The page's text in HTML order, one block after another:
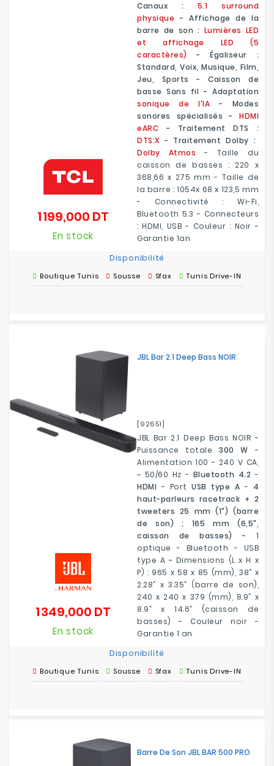
Canaux : 5.1 surround
physique - Affichage de la
barre de son : Lumières LED
et affichage LED (5
caractères) - Égaliseur :
Standard, Voix, Musique, Film,
Jeu, Sports - Caisson de
basse Sans fil - Adaptation
sonique de l'IA - Modes
sonores spécialisés -
HDMI
eARC - Traitement DTS :
DTS:X - Traitement Dolby :
Dolby Atmos
- Taille du
caisson de basses : 220 x
368,66 x 275 mm - Taille de
la barre : 1054x 68 x 123,5 mm
- Connectivité : Wi-Fi,
Bluetooth 5.3 - Connecteurs
: HDMI, USB - Couleur : Noir -
Garantie 1an
1 199,000 DT
En stock
Disponibilité
Boutique Tunis Sousse Sfax Tunis Drive-IN
JBL Bar 2.1 Deep Bass NOIR
[92651]
JBL Bar 2.1 Deep Bass NOIR -
Puissance totale 300 W -
Alimentation 100 - 240 V CA,
~ 50/60 Hz - Bluetooth 4.2 -
HDMI - Port USB type A - 4
haut-parleurs racetrack + 2
tweeters 25 mm (1") (barre
de son) ; 165 mm (6,5",
caisson de basses) - 1
optique - Bluetooth - USB
type A - Dimensions (L x H x
P) : 965 x 58 x 85 (mm), 38” x
2.28” x 3.35” (barre de son),
240 x 240 x 379 (mm), 8.9” x
8.9” x 14.6” (caisson de
basses) - Couleur noir -
Garantie 1 an
1 349,000 DT
En stock
Disponibilité
Boutique Tunis Sousse Sfax Tunis Drive-IN
Barre De Son JBL BAR 500 PRO